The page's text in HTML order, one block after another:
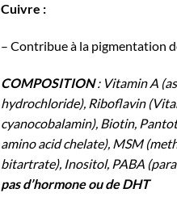
Cuivre :
– Contribue à la pigmentation
COMPOSITION: Vitamin A
hydrochloride), Riboflavin
cyanocobalamin), Biotin,
amino acid chelate), MSM
bitartrate), Inositol, PABA
pas d’hormone ou de DHT